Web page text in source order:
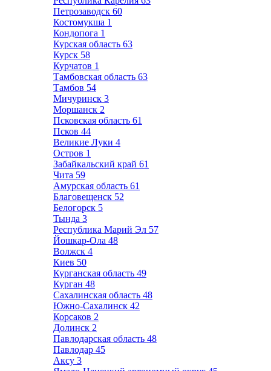
Петрозаводск 60
Костомукша 1
Кондопога 1
Курская область 63
Курск 58
Курчатов 1
Тамбовская область 63
Тамбов 54
Мичуринск 3
Моршанск 2
Псковская область 61
Псков 44
Великие Луки 4
Остров 1
Забайкальский край 61
Чита 59
Амурская область 61
Благовещенск 52
Белогорск 5
Тында 3
Республика Марий Эл 57
Йошкар-Ола 48
Волжск 4
Киев 50
Курганская область 49
Курган 48
Сахалинская область 48
Южно-Сахалинск 42
Корсаков 2
Долинск 2
Павлодарская область 48
Павлодар 45
Аксу 3